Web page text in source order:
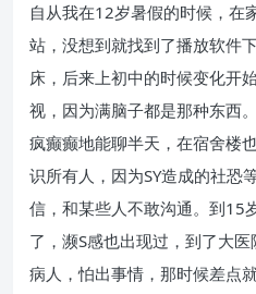
自从我在12岁暑假的时候，在
站，没想到就找到了播放软件
床，后来上初中的时候变化开
视，因为满脑子都是那种东西
疯癫癫地能聊半天，在宿舍楼
识所有人，因为SY造成的社恐
信，和某些人不敢沟通。到15
了，濒S感也出现过，到了大
病人，怕出事情，那时候差点